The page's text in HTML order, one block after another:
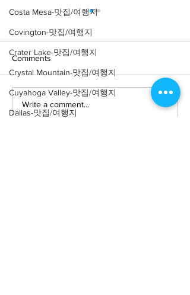
Costa Mesa-맛집/여행지
Covington-맛집/여행지
Crater Lake-맛집/여행지
Crystal Mountain-맛집/여행지
Cuyahoga Valley-맛집/여행지
Dallas-맛집/여행지
[여행지/루이지애나 New
Orleans/성당] St. Louis
Comments
Write a comment...